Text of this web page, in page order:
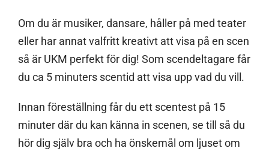
Om du är musiker, dansare, håller på med teater
eller har annat valfritt kreativt att visa på en scen
så är UKM perfekt för dig! Som scendeltagare får
du ca 5 minuters scentid att visa upp vad du vill.
Innan föreställning får du ett scentest på 15
minuter där du kan känna in scenen, se till så du
hör dig själv bra och ha önskemål om ljuset om